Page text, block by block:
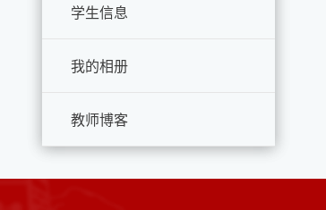
学生信息
我的相册
教师博客